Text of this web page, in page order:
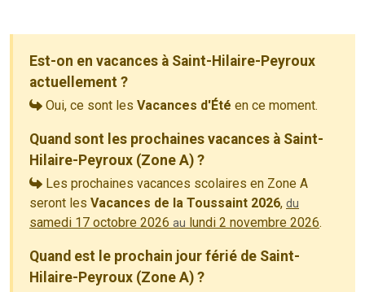
Est-on en vacances à Saint-Hilaire-Peyroux
actuellement ?
Oui, ce sont les Vacances d'Été en ce moment.
Quand sont les prochaines vacances à Saint-
Hilaire-Peyroux (Zone A) ?
Les prochaines vacances scolaires en Zone A
seront les Vacances de la Toussaint 2026, du
samedi 17 octobre 2026 au lundi 2 novembre 2026.
Quand est le prochain jour férié de Saint-
Hilaire-Peyroux (Zone A) ?